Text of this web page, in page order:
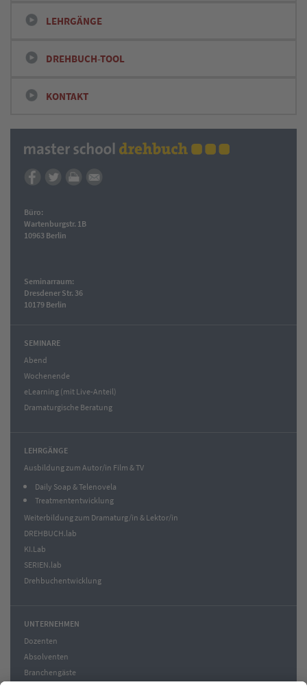
LEHRGÄNGE
DREHBUCH-TOOL
KONTAKT
Büro:
Wartenburgstr. 1B
10963 Berlin
Seminarraum:
Dresdener Str. 36
10179 Berlin
SEMINARE
Abend
Wochenende
eLearning (mit Live-Anteil)
Dramaturgische Beratung
LEHRGÄNGE
Ausbildung zum Autor/in Film & TV
Daily Soap & Telenovela
Treatmententwicklung
Weiterbildung zum Dramaturg/in & Lektor/in
DREHBUCH.lab
KI.Lab
SERIEN.lab
Drehbuchentwicklung
UNTERNEHMEN
Dozenten
Absolventen
Branchengäste